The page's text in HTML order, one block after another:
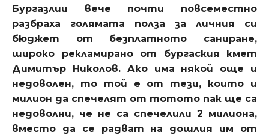
Бургазлии вече почти повсеместно
разбраха голямата полза за личния си
бюджет от безплатното саниране,
широко рекламирано от бургаския кмет
Димитър Николов. Ако има някой още и
недоволен, то той е от тези, които и
милион да спечелят от тотото пак ще са
недоволни, че не са спечелили 2 милиона,
вместо да се радват на дошлия им от